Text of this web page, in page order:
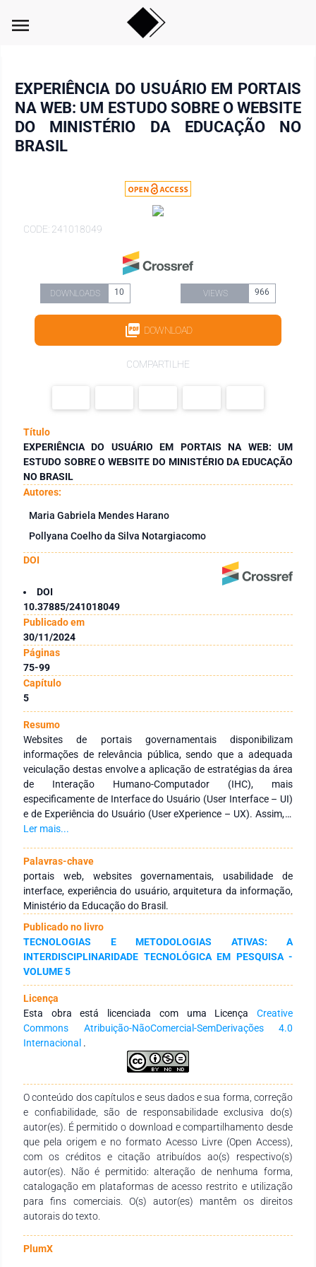
menu
EXPERIÊNCIA DO USUÁRIO EM PORTAIS
NA WEB: UM ESTUDO SOBRE O WEBSITE
DO MINISTÉRIO DA EDUCAÇÃO NO
BRASIL
CODE: 241018049
DOWNLOADS 10 VIEWS 966
DOWNLOAD
COMPARTILHE
Título
EXPERIÊNCIA DO USUÁRIO EM PORTAIS NA WEB: UM
ESTUDO SOBRE O WEBSITE DO MINISTÉRIO DA EDUCAÇÃO
NO BRASIL
Autores:
Maria Gabriela Mendes Harano
Pollyana Coelho da Silva Notargiacomo
DOI
DOI
10.37885/241018049
Publicado em
30/11/2024
Páginas
75-99
Capítulo
5
Resumo
Websites de portais governamentais disponibilizam
informações de relevância pública, sendo que a adequada
veiculação destas envolve a aplicação de estratégias da área
de Interação Humano-Computador (IHC), mais
especificamente de Interface do Usuário (User Interface – UI)
e de Experiência do Usuário (User eXperience – UX). Assim, o
presente capítulo busca caracterizar um conjunto de
analisar a atual estrutura informacional do portal do
Ministério da Educação do Brasil (MEC). Para isso foi
utilizada a abordagem de arquitetura baseada em três blocos
(Estrutural, Esquelético, Superfície). Como resultado, foi
proposto um checklist holístico para a avaliação de websites
governamentais, sendo que este foi aplicado na inspeção da
interface do portal governamental do MEC.
Ler mais...
Palavras-chave
portais web, websites governamentais, usabilidade de
interface, experiência do usuário, arquitetura da informação,
Ministério da Educação do Brasil.
Publicado no livro
TECNOLOGIAS E METODOLOGIAS ATIVAS: A
INTERDISCIPLINARIDADE TECNOLÓGICA EM PESQUISA -
VOLUME 5
Licença
Esta obra está licenciada com uma Licença Creative
Commons Atribuição-NãoComercial-SemDerivações 4.0
Internacional .
O conteúdo dos capítulos e seus dados e sua forma, correção
e confiabilidade, são de responsabilidade exclusiva do(s)
autor(es). É permitido o download e compartilhamento desde
que pela origem e no formato Acesso Livre (Open Access),
com os créditos e citação atribuídos ao(s) respectivo(s)
autor(es). Não é permitido: alteração de nenhuma forma,
catalogação em plataformas de acesso restrito e utilização
para fins comerciais. O(s) autor(es) mantêm os direitos
autorais do texto.
PlumX